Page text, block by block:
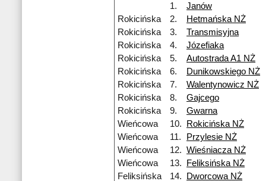
1.
Janów
Rokicińska
2. Hetmańska NŻ
Rokicińska
3. Transmisyjna
Rokicińska
4. Józefiaka
Rokicińska
5. Autostrada A1 NŻ
Rokicińska
6. Dunikowskiego NŻ
Rokicińska
7. Walentynowicz NŻ
Rokicińska
8. Gajcego
Rokicińska
9. Gwarna
Wieńcowa
10.
Rokicińska NŻ
Wieńcowa
11.
Przylesie NŻ
Wieńcowa
12. Wieśniacza NŻ
Wieńcowa
13.
Feliksińska NŻ
Feliksińska
14. Dworcowa NŻ